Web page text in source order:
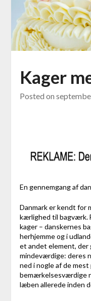
Kager
Posted on
En gennemgang af
Danmark er kendt for
kærlighed til bagværk.
kager – danskernes
herhjemme og i
et andet element, der
mindeværdige: deres
ned i nogle af de
bemærkelsesværdige
læben allerede inden